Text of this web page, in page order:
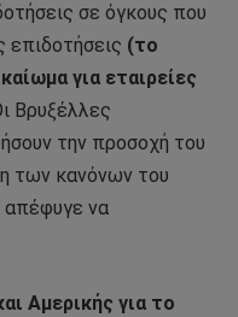
σε όγκους που
επιδοτήσεις (το
για εταιρείες
Βρυξέλλες
την προσοχή του
των κανόνων του
απέφυγε να
Αμερικής για το